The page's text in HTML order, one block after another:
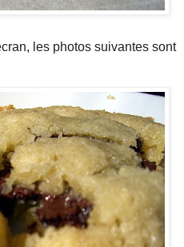
les photos suivantes sont